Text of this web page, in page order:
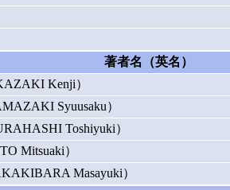
著者名（英名）
Kenji）
Syuusaku）
Toshiyuki）
Mitsuaki）
Masayuki）